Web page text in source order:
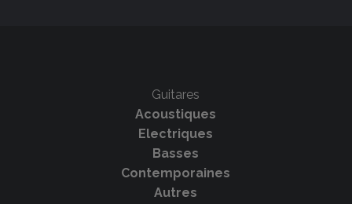
Guitares
Acoustiques
Electriques
Basses
Contemporaines
Autres